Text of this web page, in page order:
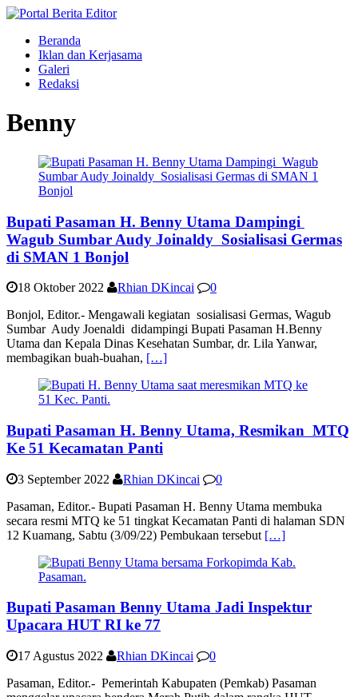
Beranda
Iklan dan Kerjasama
Galeri
Redaksi
Benny
Bupati Pasaman H. Benny Utama Dampingi
Wagub Sumbar Audy Joinaldy Sosialisasi Germas
di SMAN 1 Bonjol
18 Oktober 2022 Rhian DKincai
0
Bonjol, Editor.- Mengawali kegiatan sosialisasi Germas, Wagub
Sumbar Audy Joenaldi didampingi Bupati Pasaman H.Benny
Utama dan Kepala Dinas Kesehatan Sumbar, dr. Lila Yanwar,
membagikan buah-buahan, […]
Bupati Pasaman H. Benny Utama, Resmikan MTQ
Ke 51 Kecamatan Panti
3 September 2022 Rhian DKincai
0
Pasaman, Editor.- Bupati Pasaman H. Benny Utama membuka
secara resmi MTQ ke 51 tingkat Kecamatan Panti di halaman SDN
12 Kuamang, Sabtu (3/09/22) Pembukaan tersebut […]
Bupati Pasaman Benny Utama Jadi Inspektur
Upacara HUT RI ke 77
17 Agustus 2022 Rhian DKincai
0
Pasaman, Editor.- Pemerintah Kabupaten (Pemkab) Pasaman